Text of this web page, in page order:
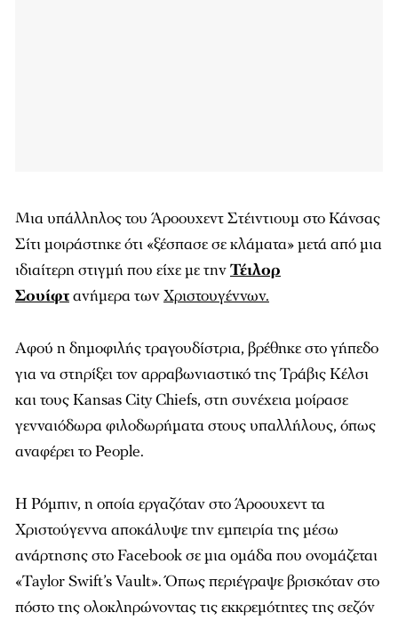
Μια υπάλληλος του Άροουχεντ Στέιντιουμ στο Κάνσας
Σίτι μοιράστηκε ότι «ξέσπασε σε κλάματα» μετά από μια
ιδιαίτερη στιγμή που είχε με τηνΤέιλορ
Σουίφτανήμερα τωνΧριστουγέννων.
Αφού η δημοφιλής τραγουδίστρια, βρέθηκε στο γήπεδο
για να στηρίξει τον αρραβωνιαστικό της Τράβις Κέλσι
και τους Kansas City Chiefs, στη συνέχεια μοίρασε
γενναιόδωρα φιλοδωρήματα στους υπαλλήλους, όπως
αναφέρει το People.
Η Ρόμπιν, η οποία εργαζόταν στο Άροουχεντ τα
Χριστούγεννα αποκάλυψε την εμπειρία της μέσω
ανάρτησης στο Facebook σε μια ομάδα που ονομάζεται
«Taylor Swift’s Vault». Όπως περιέγραψε βρισκόταν στο
πόστο της ολοκληρώνοντας τις εκκρεμότητες της σεζόν